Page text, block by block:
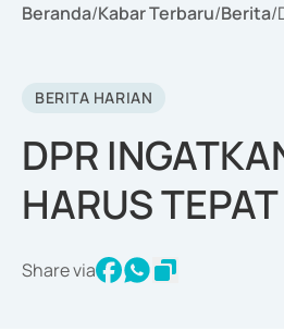
Beranda/Kabar Terbaru/Berita/
BERITA HARIAN
DPR
HARUS
Share via